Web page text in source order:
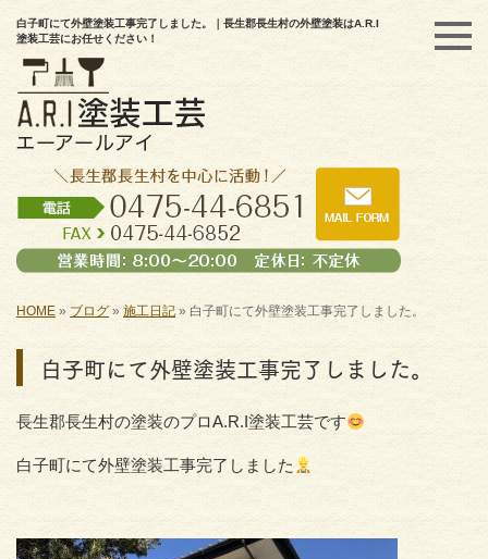
白子町にて外壁塗装工事完了しました。｜長生郡長生村の外壁塗装はA.R.I
塗装工芸にお任せください！
HOME » ブログ» 施工日記 » 白子町にて外壁塗装工事完了しました。
白子町にて外壁塗装工事完了しました。
長生郡長生村の塗装のプロA.R.I塗装工芸です
白子町にて外壁塗装工事完了しました